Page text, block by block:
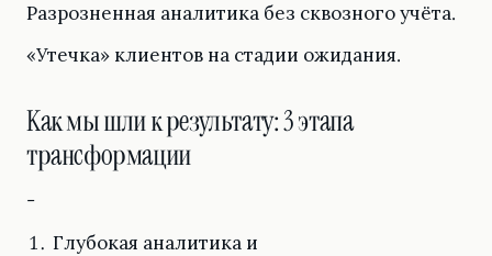
Разрозненная аналитика без сквозного учёта.
«Утечка» клиентов на стадии ожидания.
Как мы шли к результату: 3 этапа
трансформации
-
Глубокая аналитика и